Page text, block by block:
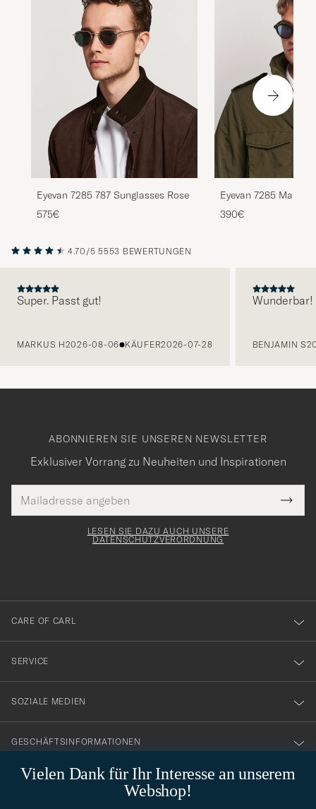
Eyevan 7285 787 Sunglasses Rose
575€
Eyevan 7285 Mason
Tortoise
390€
4.70/5 5553 BEWERTUNGEN
Super. Passt gut!
MARKUS H2026-08-06 KÄUFER2026-07-28
Wunderbar!
BENJAMIN S
Vielen Dank für Ihr Interesse an unserem
Webshop!
ABONNIEREN SIE UNSEREN NEWSLETTER
Exklusiver Vorrang zu Neuheiten und Inspirationen
Mail
Adresse
Tack
för
dig
till
vårt
nyhetsbrev!
LESEN SIE DAZU AUCH UNSERE
DATENSCHUTZVERORDNUNG
CARE OF CARL
SERVICE
SOZIALE MEDIEN
GESCHÄFTSINFORMATIONEN